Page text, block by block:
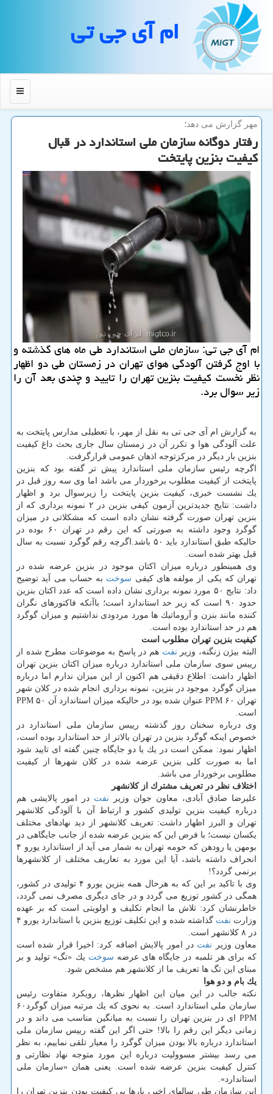
ام آی جی تی
منو
مهر گزارش می دهد؛
رفتار دوگانه سازمان ملی استاندارد در قبال
كیفیت بنزین پایتخت
ام آی جی تی: سازمان ملی استاندارد طی ماه های گذشته و
با اوج گرفتن آلودگی هوای تهران در زمستان طی دو اظهار
نظر نخست كیفیت بنزین تهران را تایید و چندی بعد آن را
زیر سوال برد.
به گزارش ام آی جی تی به نقل از مهر، با تعطیلی مدارس پایتخت به
علت آلودگی هوا و تكرر آن در زمستان سال جاری بحث داغ كیفیت
بنزین بار دیگر در مركزتوجه اذهان عمومی قرارگرفت.
اگرچه رئیس سازمان ملی استاندارد پیش تر گفته بود كه بنزین
پایتخت از كیفیت مطلوب برخوردار می باشد اما وی سه روز قبل در
یك نشست خبری، كیفیت بنزین پایتخت را زیرسوال برد و اظهار
داشت: نتایج جدیدترین آزمون كیفی بنزین در ۲ نمونه برداری كه از
بنزین تهران صورت گرفته نشان داده است كه مشكلاتی در میزان
گوگرد وجود داشته به صورتی كه این رقم در تهران ۶۰ بوده در
حالیكه طبق استاندارد باید ۵۰ باشد.اگرچه رقم گوگرد نسبت به سال
قبل بهتر شده است.
وی همینطور درباره میزان اكتان موجود در بنزین عرضه شده در
تهران كه یكی از مولفه های كیفی سوخت به حساب می آید توضیح
داد: نتایج ۵۰ مورد نمونه برداری نشان داده است كه عدد اكتان بنزین
حدود ۹۰ است كه زیر حد استاندارد است؛ باآنكه فاكتورهای نگران
كننده مانند بنزن و آروماتیك ها مورد مردودی نداشتیم و میزان گوگرد
هم در حد استاندارد بوده است.
كیفیت بنزین تهران مطلوب است
البته بیژن زنگنه، وزیر نفت هم در پاسخ به موضوعات مطرح شده از
رییس سوی سازمان ملی استاندارد درباره میزان اكتان بنزین تهران
اظهار داشت: اطلاع دقیقی هم اكنون از این میزان ندارم اما درباره
میزان گوگرد موجود در بنزین، نمونه برداری انجام شده در كلان شهر
تهران ۶۰ PPM عنوان شده بود در حالیكه میزان استاندارد آن ۵۰ PPM
است.
وی درباره سخنان روز گذشته رییس سازمان ملی استاندارد در
خصوص اینكه گوگرد بنزین در تهران بالاتر از حد استاندارد بوده است،
اظهار نمود: ممكن است در یك یا دو جایگاه چنین گفته ای تایید شود
اما به صورت كلی بنزین عرضه شده در كلان شهرها از كیفیت
مطلوبی برخوردار می باشد.
اختلاف نظر در تعریف مشترك از كلانشهر
علیرضا صادق آبادی، معاون جوان وزیر نفت در امور پالایشی هم
درباره كیفیت بنزین تولیدی كشور و ارتباط آن با آلودگی كلانشهر
تهران و البرز اظهار داشت: تعریف كلانشهر از دید نهادهای مختلف
یكسان نیست؛ با فرض این كه بنزین عرضه شده از جانب جایگاهی در
بومهن یا رودهن كه حومه تهران به شمار می آید از استاندارد یورو ۴
انحراف داشته باشد، آیا این مورد به تعاریف مختلف از كلانشهرها
برنمی گردد؟!
وی با تاكید بر این كه به هرحال همه بنزین یورو ۴ تولیدی در كشور،
همگی در كشور توزیع می گردد و در جای دیگری مصرف نمی گردد،
خاطرنشان كرد: تلاش ما انجام تكلیف و اولویتی است كه بر عهده
وزارت نفت
گذاشته شده و این تكلیف توزیع بنزین با استاندارد یورو ۴
در ۸ كلانشهر است.
معاون وزیر نفت در امور پالایش اضافه كرد: اخیرا قرار شده است
كه برای هر تلمبه در جایگاه های عرضه سوخت یك «تگ» تولید و بر
مبنای این تگ ها تعریف ما از كلانشهر هم مشخص شود.
یك بام و دو هوا
نكته جالب در این میان این اظهار نظرها، رویكرد متفاوت رئیس
سازمان ملی استاندارد است. به نحوی كه یك مرتبه میزان گوگرد۶۰
PPM ای در بنزین تهران را نسبت به میانگین مناسب می داند و در
زمانی دیگر این رقم را بالا! حتی اگر این گفته رییس سازمان ملی
استاندارد درباره بالا بودن میزان گوگرد را معیار تلقی نماییم، به نظر
می رسد بیشتر مسوولیت درباره این مورد متوجه نهاد نظارتی و
كنترل كیفیت بنزین عرضه شده است. یعنی همان «سازمان ملی
استاندارد».
این سازمان طی سالهای اخیر، بارها بی كیفیت بودن بنزین تهران را